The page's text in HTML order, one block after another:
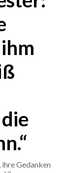
Gedanken